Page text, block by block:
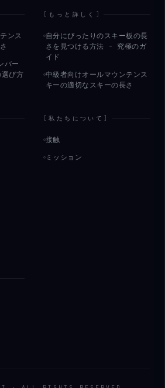
ンス
バー
び方
もっと詳しく
自分にぴったりのスキー板の長
さを見つける方法 - 究極のガ
イド
中級者向けオールマウンテンス
キーの適切なスキーの長さ
[私たちについて
接触
ミッション